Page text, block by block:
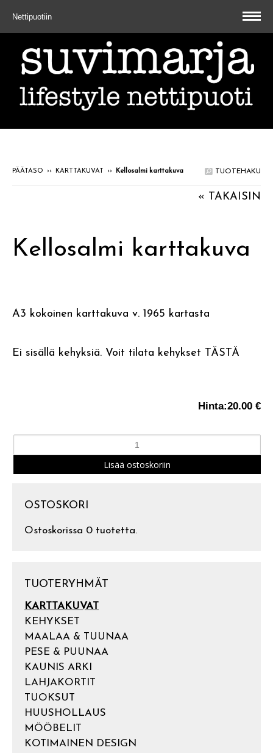
Nettipuotiin
TUOTEHAKU
PÄÄTASO ›› KARTTAKUVAT ›› Kellosalmi karttakuva
« TAKAISIN
Kellosalmi karttakuva
A3 kokoinen karttakuva v. 1965 kartasta
Ei sisällä kehyksiä. Voit tilata kehykset TÄSTÄ
Hinta:20.00 €
OSTOSKORI
Ostoskorissa 0 tuotetta.
TUOTERYHMÄT
KARTTAKUVAT
KEHYKSET
MAALAA & TUUNAA
PESE & PUUNAA
KAUNIS ARKI
LAHJAKORTIT
TUOKSUT
HUUSHOLLAUS
MÖÖBELIT
KOTIMAINEN DESIGN